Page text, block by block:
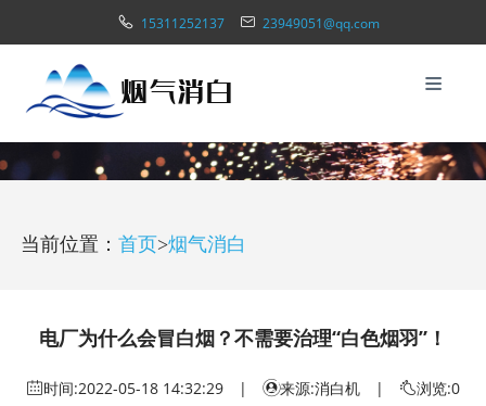
15311252137 23949051@qq.com
当前位置：首页>烟气消白
电厂为什么会冒白烟？不需要治理“白色烟羽”！
时间:2022-05-18 14:32:29 | 来源:消白机 | 浏览:0